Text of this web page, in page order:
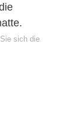
sich die